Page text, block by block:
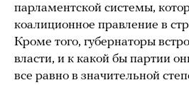
парламентской системы,
коалиционное правление в
Кроме того, губернаторы
власти, и к какой бы партии
все равно в значительной